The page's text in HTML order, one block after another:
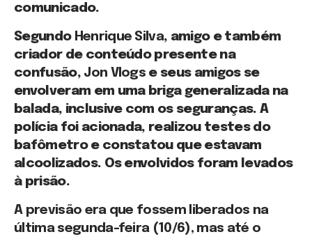
comunicado.
Segundo Henrique Silva, amigo e também
criador de conteúdo presente na
confusão, Jon Vlogs e seus amigos se
envolveram em uma briga generalizada na
balada, inclusive com os seguranças. A
polícia foi acionada, realizou testes do
bafômetro e constatou que estavam
alcoolizados. Os envolvidos foram levados
à prisão.
A previsão era que fossem liberados na
última segunda-feira (10/6), mas até o